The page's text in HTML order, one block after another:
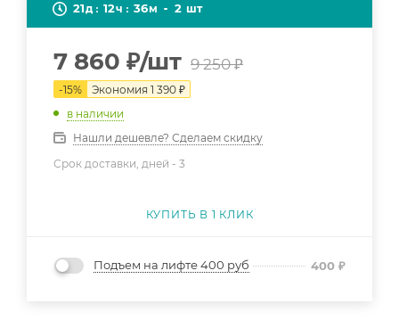
21д 12ч 36м 2 шт
7 860 ₽/шт 9 250₽
-15% Экономия 1 390 ₽
в наличии
Нашли дешевле? Сделаем скидку
Срок доставки, дней - 3
КУПИТЬ В 1 КЛИК
Подъем на лифте 400 руб 400 ₽